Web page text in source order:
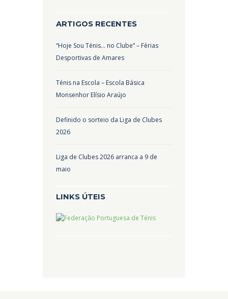
ARTIGOS RECENTES
“Hoje Sou Ténis… no Clube” – Férias
Desportivas de Amares
Ténis na Escola – Escola Básica
Monsenhor Elísio Araújo
Definido o sorteio da Liga de Clubes
2026
Liga de Clubes 2026 arranca a 9 de
maio
LINKS ÚTEIS